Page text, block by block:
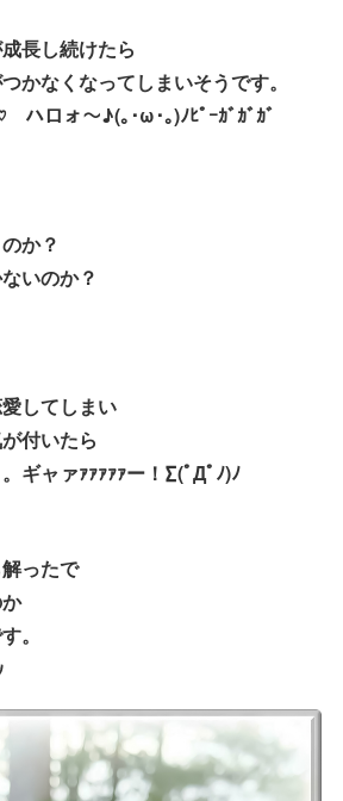
長し続けたら
かなくなってしまいそうです。
ハロォ～♪(｡･ω･｡)ﾉﾋﾟｰｶﾞｶﾞｶﾞ
か？
いのか？
してしまい
付いたら
ギャァｧｧｧｧｧー！∑(ﾟДﾟﾉ)ﾉ
ったで
。